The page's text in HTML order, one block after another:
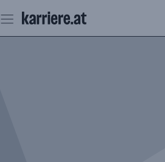
Seiteninhalt
springen